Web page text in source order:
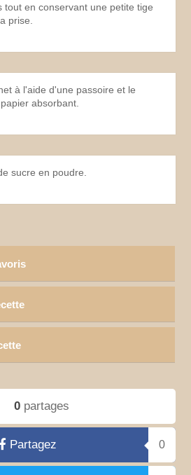
tout en conservant une petite tige
prise.
à l'aide d'une passoire et le
absorbant.
sucre en poudre.
0partages
Partagez 0